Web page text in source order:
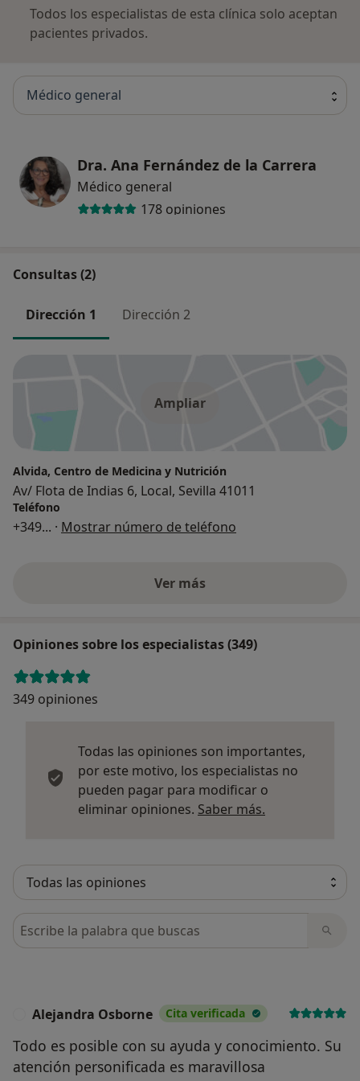
ayudaros a lograr vuestro objetivo. En los últimos
años forman parte del equipo más médicos y dietistas-
García Angulo, especializadas en lactancia y patologías
digestivas respectivamente.
vez una mayor oferta y calidad de servicios, siempre
velando por vuestra salud y vuestro bienestar.
Todos los especialistas de esta clínica solo aceptan
pacientes privados.
Médico general
Dra. Ana Fernández de la Carrera
Médico general
178 opiniones
Consultas (2)
Dirección 1 Dirección 2
Ampliar
Alvida, Centro de Medicina y Nutrición
Av/ Flota de Indias 6, Local, Sevilla 41011
Teléfono
+349... · Mostrar número de teléfono
Ver más
Opiniones sobre los especialistas (349)
349 opiniones
Todas las opiniones son importantes,
por este motivo, los especialistas no
pueden pagar para modificar o
eliminar opiniones. Saber más.
Busca en opiniones
Alejandra Osborne Cita verificada
Todo es posible con su ayuda y conocimiento. Su
atención personificada es maravillosa